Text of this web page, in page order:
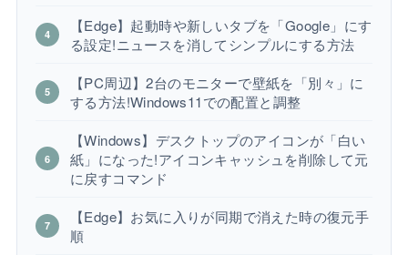
【Edge】起動時や新しいタブを「Google」にす
る設定!ニュースを消してシンプルにする方法
【PC周辺】2台のモニターで壁紙を「別々」に
する方法!Windows11での配置と調整
【Windows】デスクトップのアイコンが「白い
紙」になった!アイコンキャッシュを削除して元
に戻すコマンド
【Edge】お気に入りが同期で消えた時の復元手
順